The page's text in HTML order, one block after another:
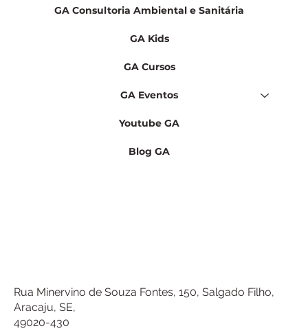
GA Consultoria Ambiental e Sanitária
GA Kids
GA Cursos
GA Eventos
Youtube GA
Blog GA
Rua Minervino de Souza Fontes, 150, Salgado Filho,
Aracaju, SE,
49020-430